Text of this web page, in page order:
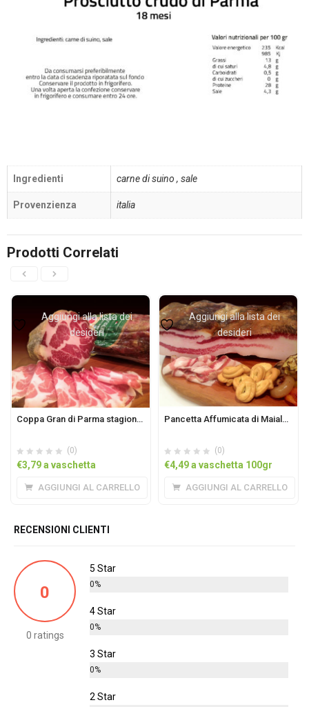
Ingredienti carne di suino , sale
Provenzienza italia
Prodotti Correlati
Aggiungi alla lista dei
desideri
Coppa Gran di Parma stagionata 150 gg vaschetta 100g
(0)
€3,79a vaschetta
AGGIUNGI AL CARRELLO
Aggiungi alla lista dei
desideri
Pancetta Affumicata di Maiale Tranquillo vaschetta 100 gr
(0)
€4,49a vaschetta 100gr
AGGIUNGI AL CARRELLO
RECENSIONI CLIENTI
0
0 ratings
5 Star
0%
4 Star
0%
3 Star
0%
2 Star